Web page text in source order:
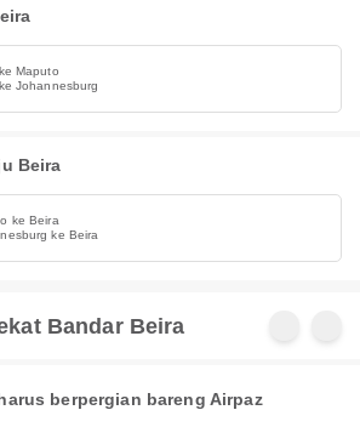
Maputo
Johannesburg
Beira
ke Beira
ke Beira
Bandar Beira
berpergian bareng Airpaz